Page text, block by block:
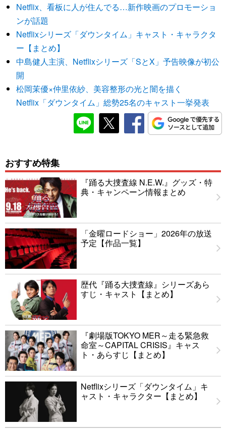
Netflix、看板に人が住んでる…新作映画のプロモーショ
ンが話題
Netflixシリーズ「ダウンタイム」キャスト・キャラクタ
ー【まとめ】
中島健人主演、Netflixシリーズ「SとX」予告映像が初公
開
松岡茉優×仲里依紗、美容整形の光と闇を描く
Netflix「ダウンタイム」総勢25名のキャスト一挙発表
おすすめ特集
『踊る大捜査線 N.E.W.』グッズ・特
典・キャンペーン情報まとめ
「金曜ロードショー」2026年の放送
予定【作品一覧】
歴代『踊る大捜査線』シリーズあら
すじ・キャスト【まとめ】
『劇場版TOKYO MER～走る緊急救
命室～CAPITAL CRISIS』キャス
ト・あらすじ【まとめ】
Netflixシリーズ「ダウンタイム」キ
ャスト・キャラクター【まとめ】